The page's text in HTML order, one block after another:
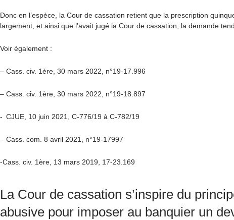
Donc en l’espèce, la Cour de cassation retient que la prescription
largement, et ainsi que l’avait jugé la Cour de cassation, la demande
Voir également :
– Cass. civ. 1ère, 30 mars 2022, n°19-17.996
– Cass. civ. 1ère, 30 mars 2022, n°19-18.897
- CJUE, 10 juin 2021, C-776/19 à C-782/19
– Cass. com. 8 avril 2021, n°19-17997
-Cass. civ. 1ère , 13 mars 2019, 17-23.169
La Cour de cassation s’inspire du
abusive pour imposer au banquier un